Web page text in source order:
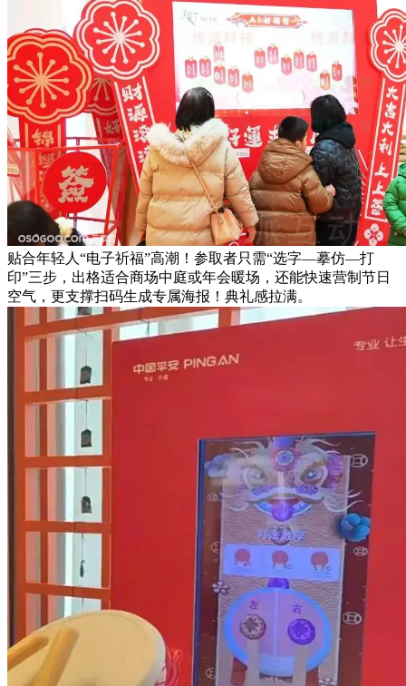
贴合年轻人“电子祈福”高潮！参取者只需“选字—摹仿—打
印”三步，出格适合商场中庭或年会暖场，还能快速营制节日
空气，更支撑扫码生成专属海报！典礼感拉满。